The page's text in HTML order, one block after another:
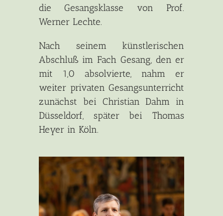
die Gesangsklasse von Prof.
Werner Lechte.
Nach seinem künstlerischen
Abschluß im Fach Gesang, den er
mit 1,0 absolvierte, nahm er
weiter privaten Gesangsunterricht
zunächst bei Christian Dahm in
Düsseldorf, später bei Thomas
Heyer in Köln.